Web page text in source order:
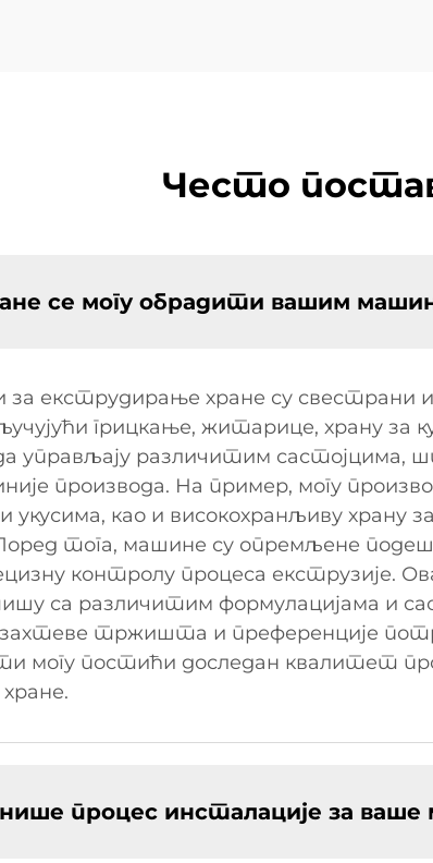
Често
се могу обрадити вашим
екструдирање хране су свестрани
грицкање, житарице, храну
управљају различитим састојцима,
производа. На пример, могу
као и високохранљиву храну
тога, машине су опремљене
контролу процеса екструзије.
са различитим формулацијама и
тржишта и преференције
могу постићи доследан квалитет
процес инсталације за